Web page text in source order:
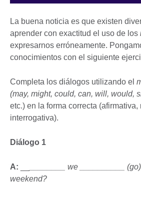
La buena noticia es que existen
aprender con exactitud el uso de los
expresarnos erróneamente.
conocimientos con el siguiente
Completa los diálogos utilizando el
(may, might, could, can, will, would,
etc.) en la forma correcta (afirmativa,
interrogativa).
Diálogo 1
A:
________ we __________
weekend?